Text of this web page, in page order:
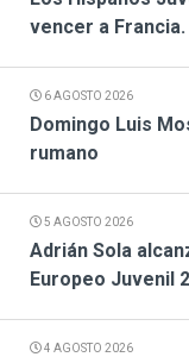
vencer a
6 AGOSTO 2026
Domingo Luis
rumano
5 AGOSTO 2026
Adrián Sola
Europeo Juvenil
4 AGOSTO 2026